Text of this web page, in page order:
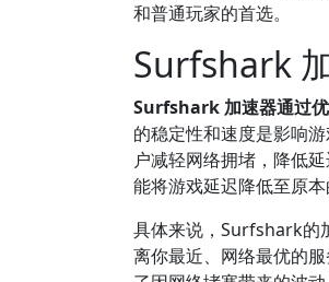
和普通玩家的首选。
Surfshark
Surfshark 加速器通过优
的稳定性和速度是影响
户减轻网络拥堵，降低
能将游戏延迟降低至原
具体来说，Surfshark的
离你最近、网络最优的